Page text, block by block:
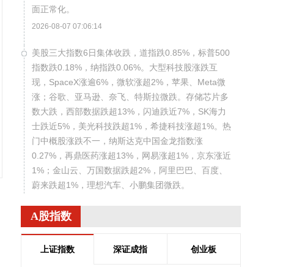
面正常化。
2026-08-07 07:06:14
美股三大指数6日集体收跌，道指跌0.85%，标普500
指数跌0.18%，纳指跌0.06%。大型科技股涨跌互
现，SpaceX涨逾6%，微软涨超2%，苹果、Meta微
涨；谷歌、亚马逊、奈飞、特斯拉微跌。存储芯片多
数大跌，西部数据跌超13%，闪迪跌近7%，SK海力
士跌近5%，美光科技跌超1%，希捷科技涨超1%。热
门中概股涨跌不一，纳斯达克中国金龙指数涨
0.27%，再鼎医药涨超13%，网易涨超1%，京东涨近
1%；金山云、万国数据跌超2%，阿里巴巴、百度、
蔚来跌超1%，理想汽车、小鹏集团微跌。
美元指数6日上涨。衡量美元对六种主要货币的美元
指数当天上涨0.25%，在汇市尾市收于99.930。
A股指数
上证指数 深证成指 创业板